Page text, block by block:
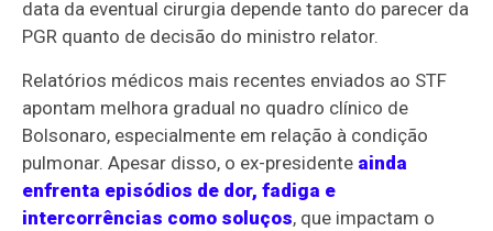
data da eventual cirurgia depende tanto do parecer da
PGR quanto de decisão do ministro relator.
Relatórios médicos mais recentes enviados ao STF
apontam melhora gradual no quadro clínico de
Bolsonaro, especialmente em relação à condição
pulmonar. Apesar disso, o ex-presidente ainda
enfrenta episódios de dor, fadiga e
intercorrências como soluços, que impactam o